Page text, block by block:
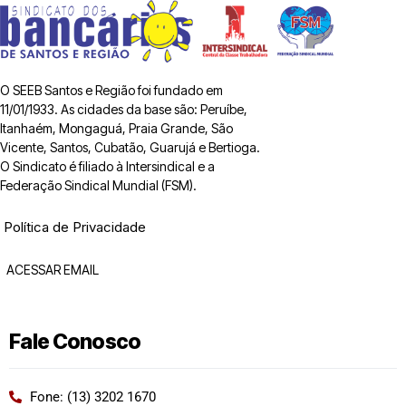
O SEEB Santos e Região foi fundado em
11/01/1933. As cidades da base são: Peruíbe,
Itanhaém, Mongaguá, Praia Grande, São
Vicente, Santos, Cubatão, Guarujá e Bertioga.
O Sindicato é filiado à Intersindical e a
Federação Sindical Mundial (FSM).
Política de Privacidade
ACESSAR EMAIL
Fale Conosco
Fone: (13) 3202 1670